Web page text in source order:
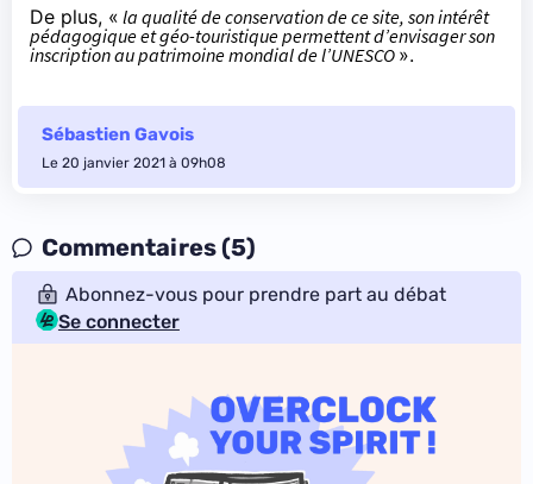
De plus, « la qualité de conservation de ce site, son intérêt
pédagogique et géo-touristique permettent d’envisager son
inscription au patrimoine mondial de l’UNESCO ».
Sébastien Gavois
Le 20 janvier 2021 à 09h08
Commentaires (5)
Abonnez-vous pour prendre part au débat
Se connecter